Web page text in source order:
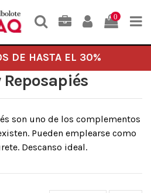
0
DE HASTA EL 30%
Reposapiés
son uno de los complementos
Pueden emplearse como
Descanso ideal.